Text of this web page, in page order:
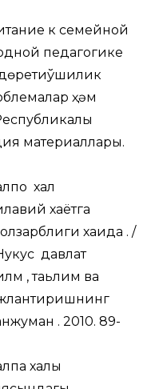
к семейной
педагогике
ҳәм
материаллары.
халқ
хаётга
хақида . /
давлат
, таьлим ва
. 2010. 89-
халық